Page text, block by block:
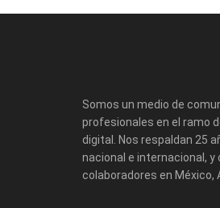
Somos un medio de
profesionales en el ramo
digital. Nos respaldan 25
nacional e internacional,
colaboradores en México,